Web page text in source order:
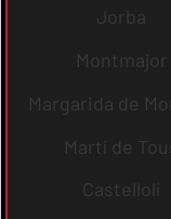
Jorba
Montmajor
Margarida de
Martí de
Castellolí